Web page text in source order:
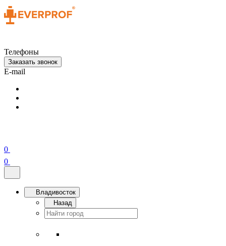
Телефоны
Заказать звонок
E-mail
0
0
Владивосток
Назад